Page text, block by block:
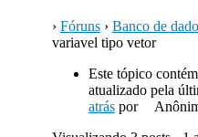
› Fóruns › Banco de
variavel tipo vetor
Este tópico
atualizado pela
atráspor